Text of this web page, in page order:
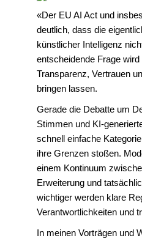
«Der EU AI Act und
deutlich, dass die
künstlicher Intelligenz
entscheidende Frage
Transparenz, Vertrauen
bringen lassen.
Gerade die Debatte um
Stimmen und KI-
schnell einfache
ihre Grenzen stoßen.
einem Kontinuum
Erweiterung und
wichtiger werden klare
Verantwortlichkeiten und
In meinen Vorträgen und